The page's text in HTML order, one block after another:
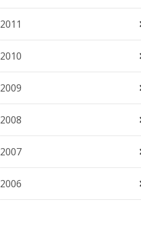
2011
2010
2009
2008
2007
2006